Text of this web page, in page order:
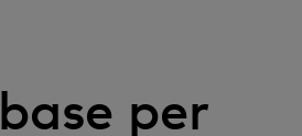
per